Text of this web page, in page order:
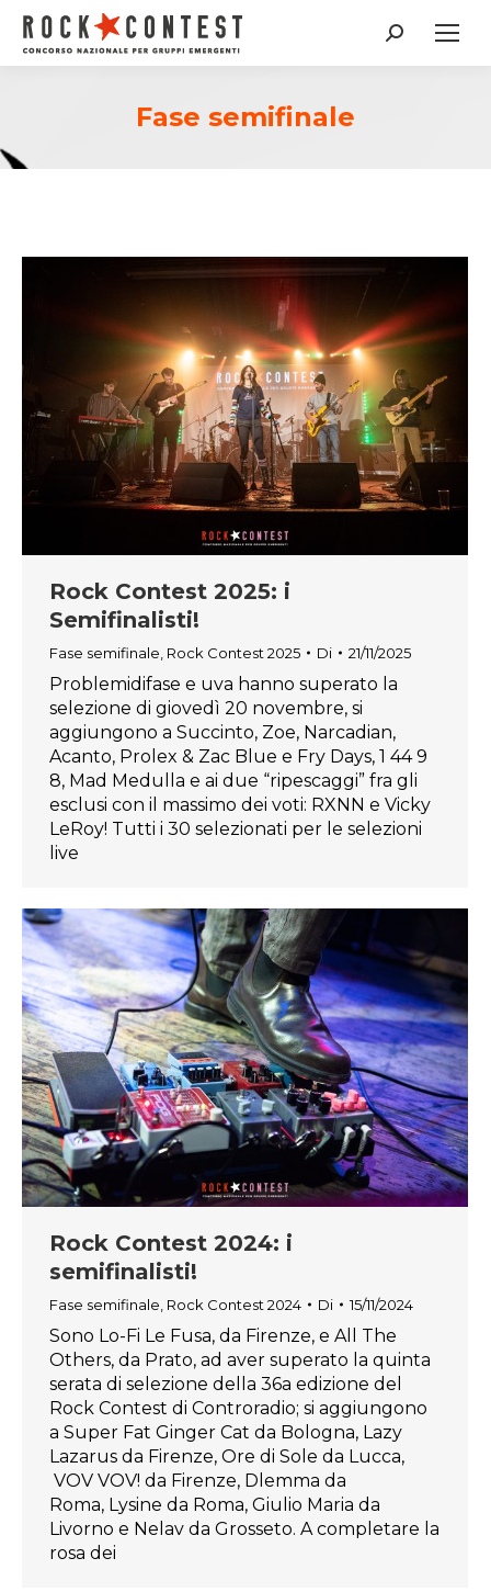
Cerca:
Fase semifinale
Rock Contest 2025: i
Semifinalisti!
Fase semifinale Rock Contest 2025 Di 21/11/2025
Problemidifase e uva hanno superato la
selezione di giovedì 20 novembre, si
aggiungono a Succinto, Zoe, Narcadian,
Acanto, Prolex & Zac Blue e Fry Days, 1 44 9
8, Mad Medulla e ai due “ripescaggi” fra gli
esclusi con il massimo dei voti: RXNN e Vicky
LeRoy! Tutti i 30 selezionati per le selezioni
live
Rock Contest 2024: i
semifinalisti!
Fase semifinale Rock Contest 2024 Di 15/11/2024
Sono Lo-Fi Le Fusa, da Firenze, e All The
Others, da Prato, ad aver superato la quinta
serata di selezione della 36a edizione del
Rock Contest di Controradio; si aggiungono
a Super Fat Ginger Cat da Bologna, Lazy
Lazarus da Firenze, Ore di Sole da Lucca,
VOV VOV! da Firenze, Dlemma da
Roma, Lysine da Roma, Giulio Maria da
Livorno e Nelav da Grosseto. A completare la
rosa dei